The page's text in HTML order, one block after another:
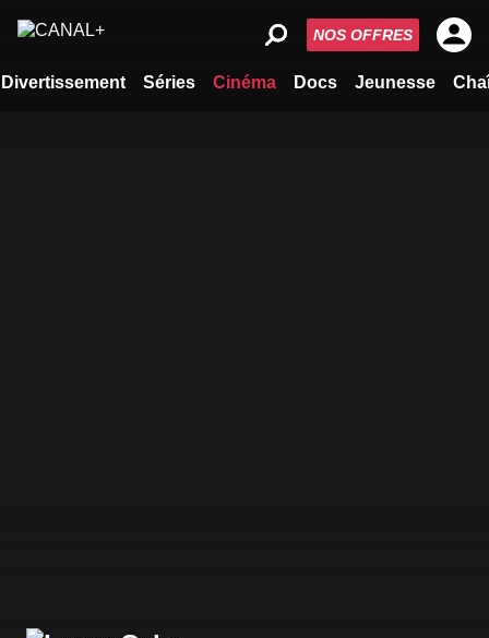
Divertissement Séries Cinéma Docs Jeunesse
NOS OFFRES